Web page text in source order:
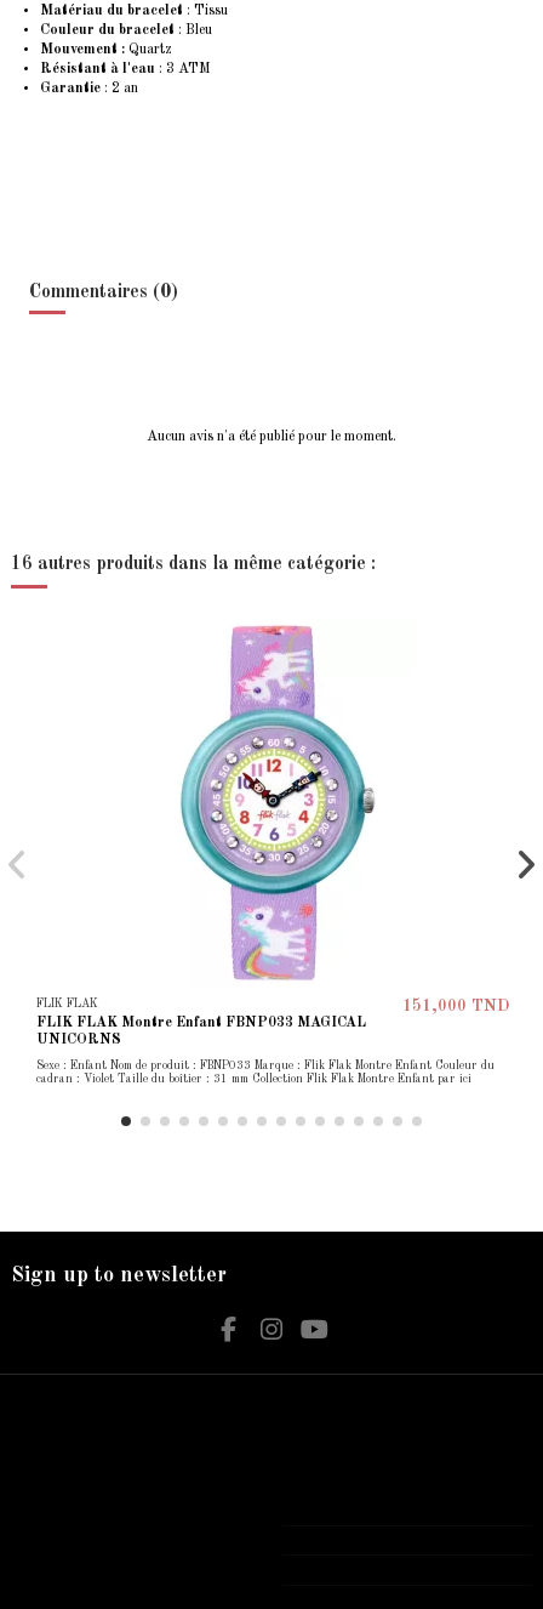
Matériau du bracelet : Tissu
Couleur du bracelet : Bleu
Mouvement : Quartz
Résistant à l'eau : 3 ATM
Garantie : 2 an
Commentaires (0)
Aucun avis n'a été publié pour le moment.
16 autres produits dans la même catégorie :
FLIK FLAK
FLIK FLAK Montre Enfant FBNP033 MAGICAL
UNICORNS
151,000 TND
Sexe : Enfant Nom de produit : FBNP033 Marque : Flik Flak Montre Enfant Couleur du
cadran : Violet Taille du boîtier : 31 mm Collection Flik Flak Montre Enfant par ici
Sign up to newsletter